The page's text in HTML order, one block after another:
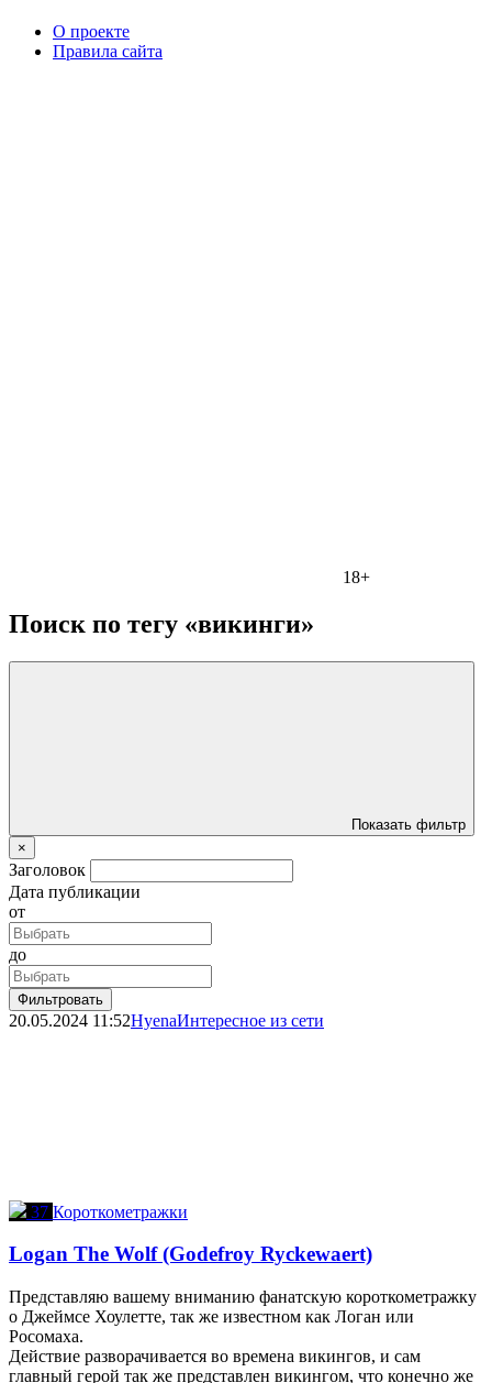
О проекте
Правила сайта
18+
Поиск по тегу «викинги»
Показать фильтр
×
Заголовок
Дата публикации
от
до
Фильтровать
20.05.2024 11:52HyenaИнтересное из сети
37 Короткометражки
Logan The Wolf (Godefroy Ryckewaert)
Представляю вашему вниманию фанатскую короткометражку
о Джеймсе Хоулетте, так же известном как Логан или
Росомаха.
Действие разворачивается во времена викингов, и сам
главный герой так же представлен викингом, что конечно же